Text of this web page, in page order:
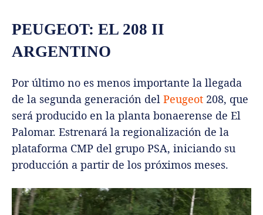
PEUGEOT: EL 208 II
ARGENTINO
Por último no es menos importante la llegada
de la segunda generación del Peugeot 208, que
será producido en la planta bonaerense de El
Palomar. Estrenará la regionalización de la
plataforma CMP del grupo PSA, iniciando su
producción a partir de los próximos meses.